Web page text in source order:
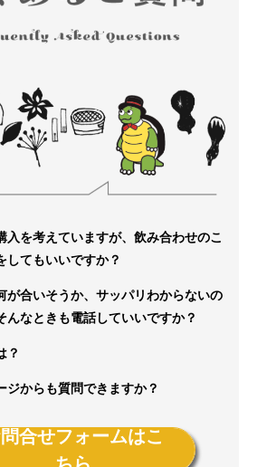
入を考えていますが、飲み合わせのこ
してもいいですか？
が合いそうか、サッパリわからないの
んなときも電話していいですか？
？
ジからも質問できますか？
合せフォームはこ